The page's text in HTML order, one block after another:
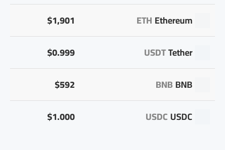
Ethereum
ETH
$1,901
Tether
USDT
$0.999
BNB
BNB
$592
USDC
USDC
$1.000